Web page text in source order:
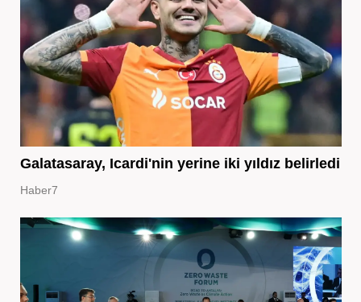
Galatasaray, Icardi'nin yerine iki yıldız belirledi
Haber7